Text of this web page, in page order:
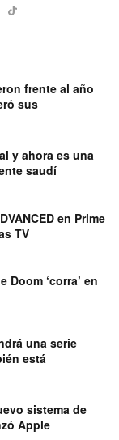
frente al año
sus
y ahora es una
saudí
en Prime
TV
Doom ‘corra’ en
una serie
está
sistema de
Apple